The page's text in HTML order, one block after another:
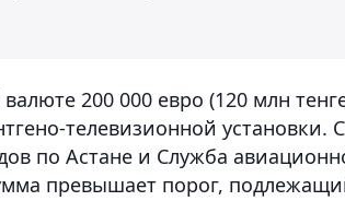
200 000 евро (120 млн
телевизионной установки.
по Астане и Служба
превышает порог,